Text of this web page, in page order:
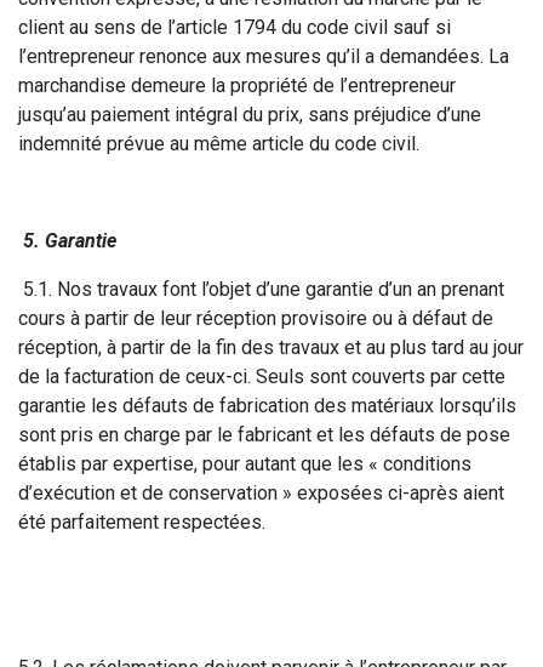
client au sens de l’article 1794 du code civil sauf si
l’entrepreneur renonce aux mesures qu’il a demandées. La
marchandise demeure la propriété de l’entrepreneur
jusqu’au paiement intégral du prix, sans préjudice d’une
indemnité prévue au même article du code civil.
5. Garantie
5.1. Nos travaux font l’objet d’une garantie d’un an prenant
cours à partir de leur réception provisoire ou à défaut de
réception, à partir de la fin des travaux et au plus tard au jour
de la facturation de ceux-ci. Seuls sont couverts par cette
garantie les défauts de fabrication des matériaux lorsqu’ils
sont pris en charge par le fabricant et les défauts de pose
établis par expertise, pour autant que les « conditions
d’exécution et de conservation » exposées ci-après aient
été parfaitement respectées.